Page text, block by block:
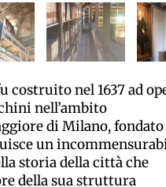
costruito nel 1637 ad
nell’ambito
di Milano,
un
storia della città che
della sua struttura